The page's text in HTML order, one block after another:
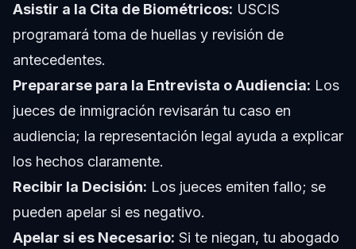
Asistir a la Cita de Biométricos: USCIS
programará toma de huellas y revisión de
antecedentes.
Prepararse para la Entrevista o Audiencia: Los
jueces de inmigración revisarán tu caso en
audiencia; la representación legal ayuda a explicar
los hechos claramente.
Recibir la Decisión: Los jueces emiten fallo; se
pueden apelar si es negativo.
Apelar si es Necesario: Si te niegan, tu abogado